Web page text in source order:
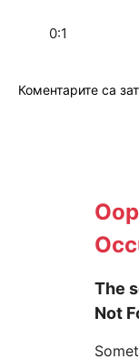
0:1
Коментарите са